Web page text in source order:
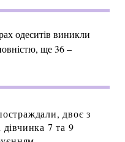
одеситів виникли
ще 36 –
двоє з
7 та 9